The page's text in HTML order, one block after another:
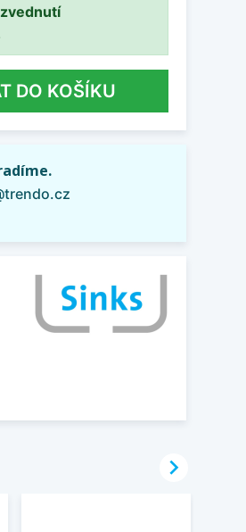
DO KOŠÍKU
